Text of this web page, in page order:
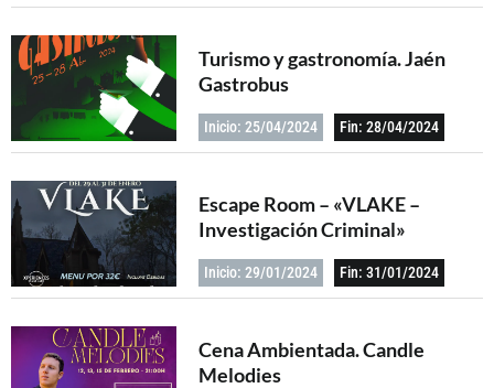
Turismo y gastronomía. Jaén
Gastrobus
Inicio: 25/04/2024 Fin: 28/04/2024
Escape Room – «VLAKE –
Investigación Criminal»
Inicio: 29/01/2024 Fin: 31/01/2024
Cena Ambientada. Candle
Melodies